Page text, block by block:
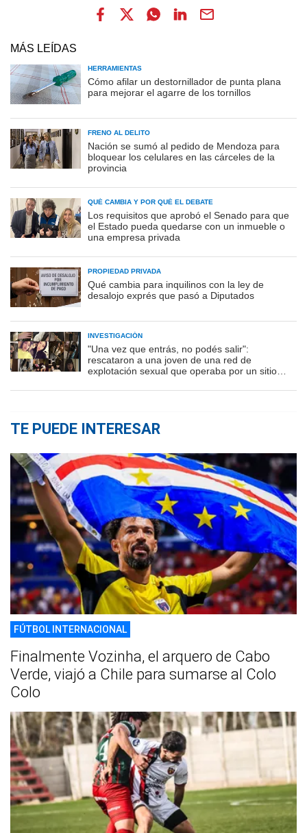
MÁS LEÍDAS
HERRAMIENTAS
Cómo afilar un destornillador de punta plana
para mejorar el agarre de los tornillos
FRENO AL DELITO
Nación se sumó al pedido de Mendoza para
bloquear los celulares en las cárceles de la
provincia
QUÉ CAMBIA Y POR QUÉ EL DEBATE
Los requisitos que aprobó el Senado para que
el Estado pueda quedarse con un inmueble o
una empresa privada
PROPIEDAD PRIVADA
Qué cambia para inquilinos con la ley de
desalojo exprés que pasó a Diputados
INVESTIGACIÓN
"Una vez que entrás, no podés salir":
rescataron a una joven de una red de
explotación sexual que operaba por un sitio
TE PUEDE INTERESAR
FÚTBOL INTERNACIONAL
Finalmente Vozinha, el arquero de Cabo
Verde, viajó a Chile para sumarse al Colo
Colo